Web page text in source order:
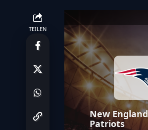
TEILEN
New England
Patriots